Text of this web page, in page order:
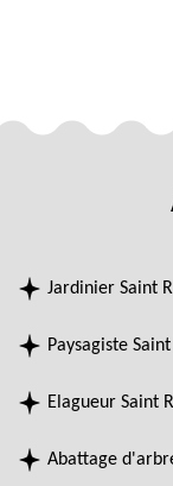
Jardinier Saint
Paysagiste
Elagueur Saint
Abattage